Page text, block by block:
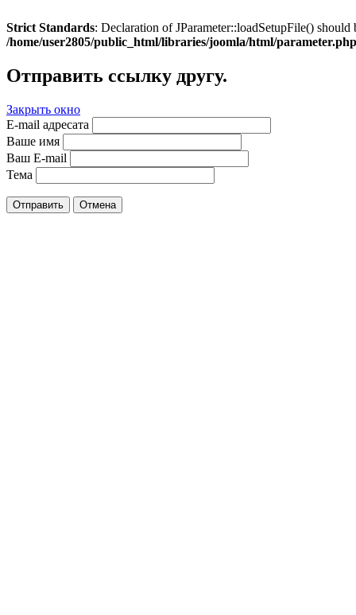
Strict Standards: Declaration of JParameter::loadSetupFile()
/home/user2805/public_html/libraries/joomla/html/parameter.php
Отправить ссылку другу.
Закрыть окно
E-mail адресата
Ваше имя
Ваш E-mail
Тема
Отправить Отмена